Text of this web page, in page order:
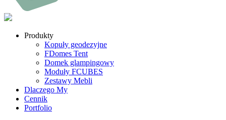
Produkty
Kopuły geodezyjne
FDomes Tent
Domek glampingowy
Moduły FCUBES
Zestawy Mebli
Dlaczego My
Cennik
Portfolio